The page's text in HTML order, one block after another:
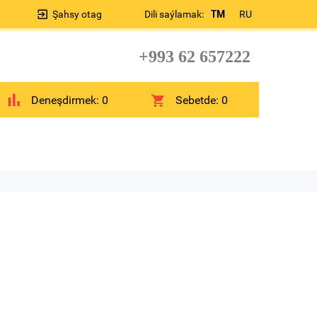
Dili saýlamak: TM RU
Şahsy otag
+993 62 657222
Deneşdirmek: 0 Sebetde:0